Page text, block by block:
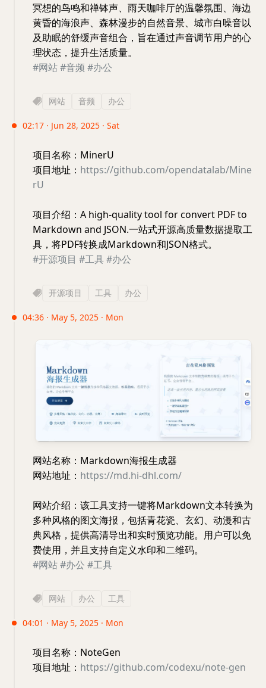
冥想的鸟鸣和禅钵声、雨天咖啡厅的温馨氛围、海边
黄昏的海浪声、森林漫步的自然音景、城市白噪音以
及助眠的舒缓声音组合，旨在通过声音调节用户的心
理状态，提升生活质量。
#网站#音频 #办公
网站 音频 办公
02:17 · Jun 28, 2025 · Sat
项目名称：MinerU
项目地址： https://github.com/opendatalab/Mine
rU
项目介绍：A high-quality tool for convert PDF to
Markdown and JSON.一站式开源高质量数据提取工
具，将PDF转换成Markdown和JSON格式。
#开源项目 #工具#办公
开源项目 工具 办公
04:36 · May 5, 2025 · Mon
网站名称：Markdown海报生成器
网站地址： https://md.hi-dhl.com/
网站介绍：该工具支持一键将Markdown文本转换为
多种风格的图文海报，包括青花瓷、玄幻、动漫和古
典风格，提供高清导出和实时预览功能。用户可以免
费使用，并且支持自定义水印和二维码。
#网站#办公 #工具
网站 办公 工具
04:01 · May 5, 2025 · Mon
项目名称：NoteGen
项目地址： https://github.com/codexu/note-gen